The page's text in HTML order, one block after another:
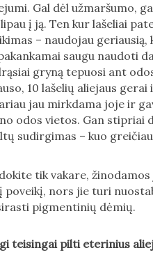
Gal dėl užmaršumo,
į ją. Ten kur lašeliai
– naudojau
saugu naudoti
gryną tepuosi ant
10 lašelių aliejaus gerai
jau mirkdama joje ir
odos vietos. Gan stipriai
sudirgimas – kuo
tik vakare,
nors jie turi
pigmentinių dėmių.
teisingai pilti eterinius